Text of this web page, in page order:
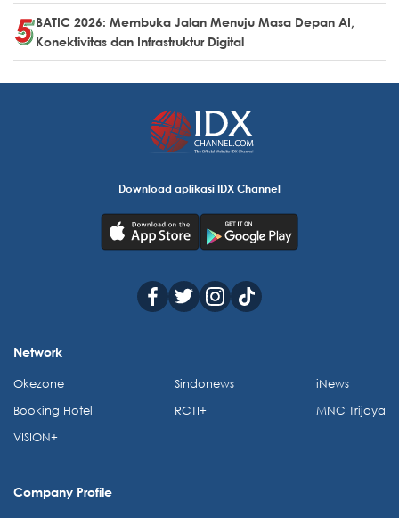
BATIC 2026: Membuka Jalan Menuju Masa Depan AI,
Konektivitas dan Infrastruktur Digital
Download aplikasi IDX Channel
Network
Okezone
Booking Hotel
VISION+
Sindonews
RCTI+
iNews
MNC Trijaya
Company Profile